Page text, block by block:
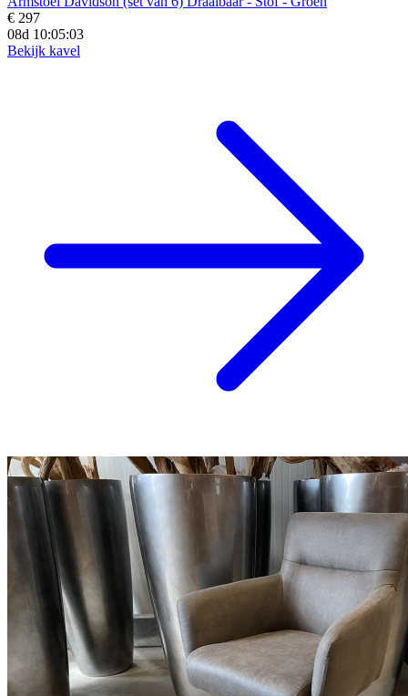
€ 297
08d 10:05:02
Bekijk kavel